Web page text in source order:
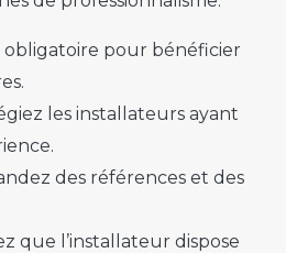
obligatoire pour bénéficier
les installateurs ayant
des références et des
que l’installateur dispose